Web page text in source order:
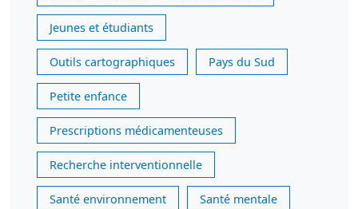
Jeunes et étudiants
Outils cartographiques Pays du Sud
Petite enfance
Prescriptions médicamenteuses
Recherche interventionnelle
Santé environnement Santé mentale